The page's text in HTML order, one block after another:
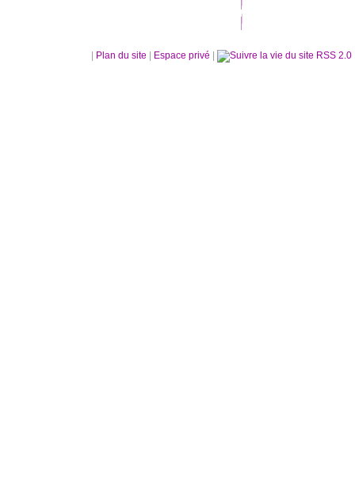
Plan du site Espace privé RSS 2.0